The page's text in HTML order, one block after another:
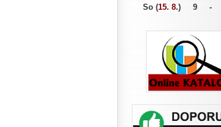
So (15. 8.) 9 -